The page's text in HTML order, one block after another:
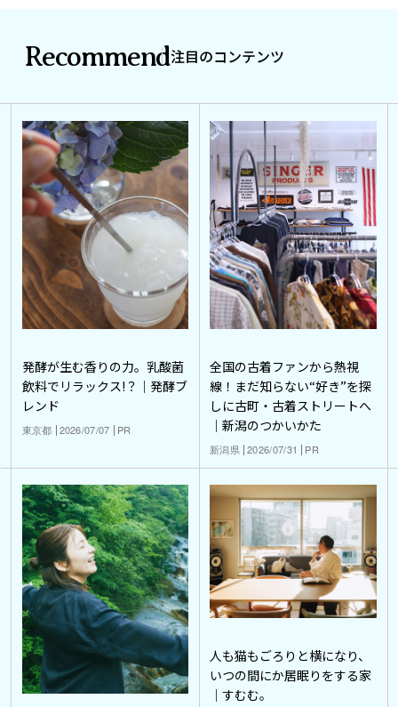
Recommend注目のコンテンツ
発酵が生む香りの力。乳酸菌
飲料でリラックス!？｜発酵ブ
レンド
東京都 2026/07/07 PR
全国の古着ファンから熱視
線！まだ知らない“好き”を探
しに古町・古着ストリートへ
｜新潟のつかいかた
新潟県 2026/07/31 PR
人も猫もごろりと横になり、
いつの間にか居眠りをする家
｜すむむ。